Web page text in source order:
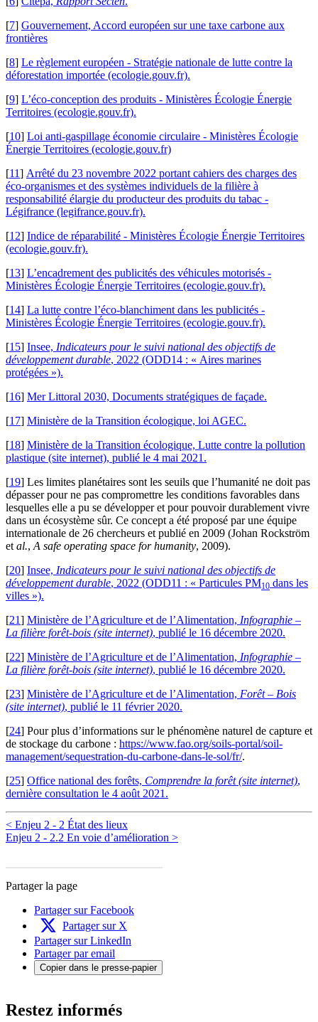
[7] Gouvernement, Accord européen sur une taxe carbone aux
frontières
[8] Le règlement européen - Stratégie nationale de lutte contre la
déforestation importée (ecologie.gouv.fr).
[9] L’éco-conception des produits - Ministères Écologie Énergie
Territoires (ecologie.gouv.fr).
[10] Loi anti-gaspillage économie circulaire - Ministères Écologie
Énergie Territoires (ecologie.gouv.fr)
[11] Arrêté du 23 novembre 2022 portant cahiers des charges des
éco-organismes et des systèmes individuels de la filière à
responsabilité élargie du producteur des produits du tabac -
Légifrance (legifrance.gouv.fr).
[12] Indice de réparabilité - Ministères Écologie Énergie Territoires
(ecologie.gouv.fr).
[13] L’encadrement des publicités des véhicules motorisés -
Ministères Écologie Énergie Territoires (ecologie.gouv.fr).
[14] La lutte contre l’éco-blanchiment dans les publicités -
Ministères Écologie Énergie Territoires (ecologie.gouv.fr).
[15] Insee, Indicateurs pour le suivi national des objectifs de
développement durable, 2022 (ODD14 : « Aires marines
protégées »).
[16] Mer Littoral 2030, Documents stratégiques de façade.
[17] Ministère de la Transition écologique, loi AGEC.
[18] Ministère de la Transition écologique, Lutte contre la pollution
plastique (site internet), publié le 4 mai 2021.
[19] Les limites planétaires sont les seuils que l’humanité ne doit pas
dépasser pour ne pas compromettre les conditions favorables dans
lesquelles elle a pu se développer et pour pouvoir durablement vivre
dans un écosystème sûr. Ce concept a été proposé par une équipe
internationale de 26 chercheurs et publié en 2009 (Johan Rockström
et al., A safe operating space for humanity, 2009).
[20] Insee, Indicateurs pour le suivi national des objectifs de
développement durable, 2022 (ODD11 : « Particules PM10 dans les
villes »).
[21] Ministère de l’Agriculture et de l’Alimentation, Infographie –
La filière forêt-bois (site internet), publié le 16 décembre 2020.
[22] Ministère de l’Agriculture et de l’Alimentation, Infographie –
La filière forêt-bois (site internet), publié le 16 décembre 2020.
[23] Ministère de l’Agriculture et de l’Alimentation, Forêt – Bois
(site internet), publié le 11 février 2020.
[24] Pour plus d’informations sur le phénomène naturel de capture et
de stockage du carbone : https://www.fao.org/soils-portal/soil-
management/sequestration-du-carbone-dans-le-sol/fr/.
[25] Office national des forêts, Comprendre la forêt (site internet),
dernière consultation le 4 août 2021.
< Enjeu 2 - 2 État des lieux
Enjeu 2 - 2.2 En voie d’amélioration >
Partager la page
Partager sur Facebook
Partager sur X
Partager sur LinkedIn
Partager par email
Copier dans le presse-papier
Restez informés